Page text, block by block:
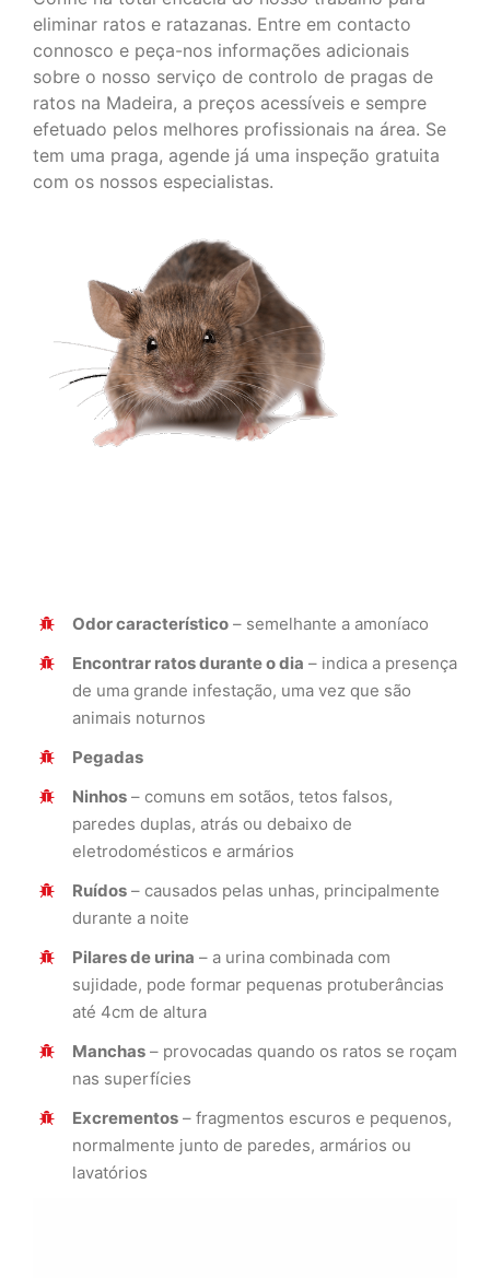
eliminar ratos e ratazanas. Entre em contacto
connosco e peça-nos informações adicionais
sobre o nosso serviço de controlo de pragas de
ratos na Madeira, a preços acessíveis e sempre
efetuado pelos melhores profissionais na área. Se
tem uma praga, agende já uma inspeção gratuita
com os nossos especialistas.
Odor característico – semelhante a amoníaco
Encontrar ratos durante o dia – indica a presença
de uma grande infestação, uma vez que são
animais noturnos
Pegadas
Ninhos – comuns em sotãos, tetos falsos,
paredes duplas, atrás ou debaixo de
eletrodomésticos e armários
Ruídos – causados pelas unhas, principalmente
durante a noite
Pilares de urina – a urina combinada com
sujidade, pode formar pequenas protuberâncias
até 4cm de altura
Manchas – provocadas quando os ratos se roçam
nas superfícies
Excrementos – fragmentos escuros e pequenos,
normalmente junto de paredes, armários ou
lavatórios